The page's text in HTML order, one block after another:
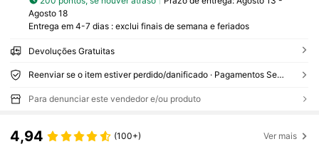
Agosto 18
Entrega em 4-7 dias : exclui finais de semana e feriados
Devoluções Gratuitas
Reenviar se o item estiver perdido/danificado · Pagamentos Seguros · Proteção de privacidade
Para denunciar este vendedor e/ou produto
4,94 (100+) Ver mais